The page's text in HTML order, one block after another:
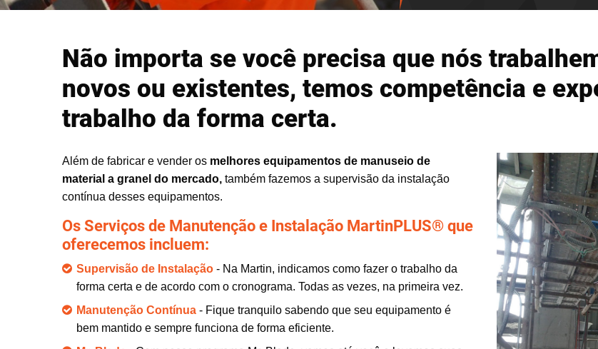
Não importa se você precisa que nós
novos ou existentes, temos competência e
trabalho da forma certa.
Além de fabricar e vender os melhores equipamentos de manuseio de
material a granel do mercado, também fazemos a supervisão da instalação
contínua desses equipamentos.
Os Serviços de Manutenção e Instalação MartinPLUS® que
oferecemos incluem:
Supervisão de Instalação - Na Martin, indicamos como fazer o trabalho da
forma certa e de acordo com o cronograma. Todas as vezes, na primeira vez.
Manutenção Contínua - Fique tranquilo sabendo que seu equipamento é
bem mantido e sempre funciona de forma eficiente.